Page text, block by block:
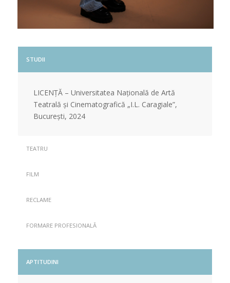
STUDII
LICENȚĂ – Universitatea Națională de Artă
Teatrală și Cinematografică „I.L. Caragiale”,
București, 2024
TEATRU
FILM
RECLAME
FORMARE PROFESIONALĂ
APTITUDINI